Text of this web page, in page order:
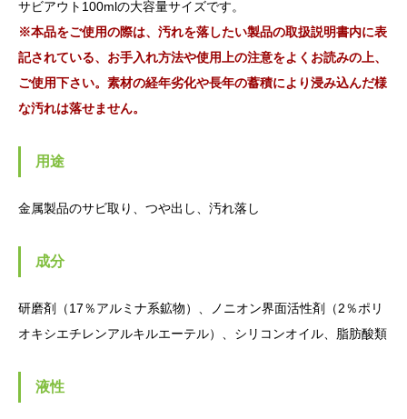
サビアウト100mlの大容量サイズです。
※本品をご使用の際は、汚れを落したい製品の取扱説明書内に表
記されている、お手入れ方法や使用上の注意をよくお読みの上、
ご使用下さい。素材の経年劣化や長年の蓄積により浸み込んだ様
な汚れは落せません。
用途
金属製品のサビ取り、つや出し、汚れ落し
成分
研磨剤（17％アルミナ系鉱物）、ノニオン界面活性剤（2％ポリ
オキシエチレンアルキルエーテル）、シリコンオイル、脂肪酸類
液性